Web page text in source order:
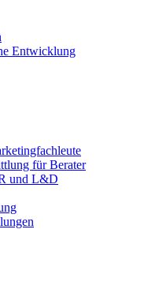
Entwicklung
für Berater
und L&D